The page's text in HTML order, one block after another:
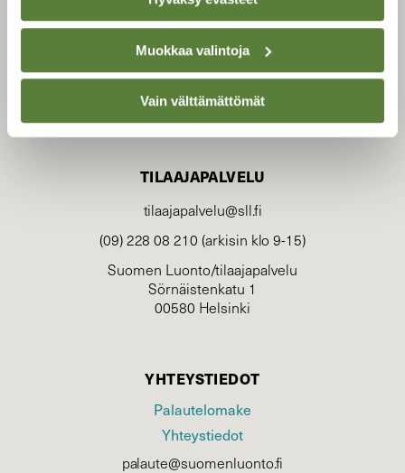
Muokkaa valintoja
Vain välttämättömät
TILAAJAPALVELU
tilaajapalvelu@sll.fi
(09) 228 08 210 (arkisin klo 9-15)
Suomen Luonto/tilaajapalvelu
Sörnäistenkatu 1
00580 Helsinki
YHTEYSTIEDOT
Palautelomake
Yhteystiedot
palaute@suomenluonto.fi